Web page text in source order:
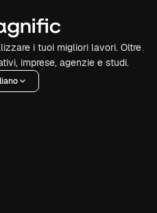
i tuoi migliori lavori. Oltre
imprese, agenzie e studi.